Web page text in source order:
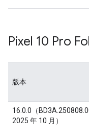
Pixel 10 Pro
版本
16.0.0（
2025 年 10 月）